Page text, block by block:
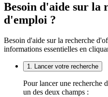
Besoin d'aide sur la
d'emploi ?
Besoin d'aide sur la recherche
informations essentielles en
1. Lancer votre recherche
Pour lancer une recherche
un des deux champs :